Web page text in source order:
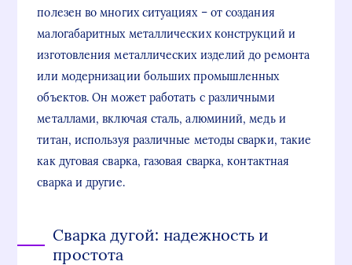
полезен во многих ситуациях – от создания
малогабаритных металлических конструкций и
изготовления металлических изделий до ремонта
или модернизации больших промышленных
объектов. Он может работать с различными
металлами, включая сталь, алюминий, медь и
титан, используя различные методы сварки, такие
как дуговая сварка, газовая сварка, контактная
сварка и другие.
Сварка дугой: надежность и
простота